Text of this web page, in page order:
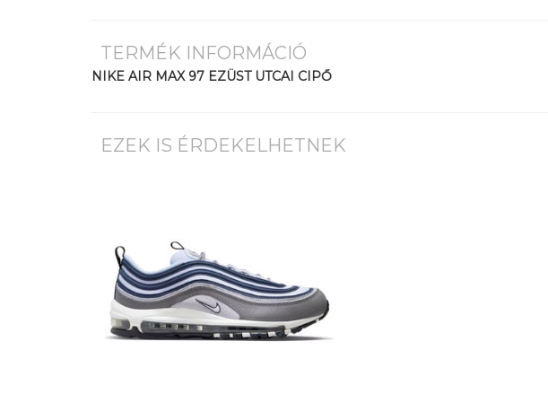
TERMÉK INFORMÁCIÓ
NIKE AIR MAX 97 EZÜST UTCAI CIPŐ
EZEK IS ÉRDEKELHETNEK